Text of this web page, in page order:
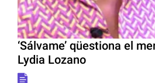
‘Sálvame’ qüestiona el
Lydia Lozano